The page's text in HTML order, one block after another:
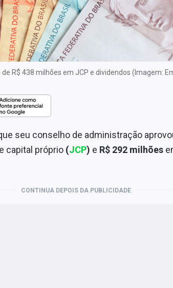
R$ 438 milhões em JCP e dividendos (Imagem:
seu conselho de administração
capital próprio (JCP) e R$ 292 milhões
CONTINUA DEPOIS DA PUBLICIDADE